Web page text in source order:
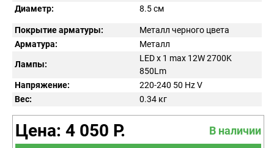
Диаметр:
8.5 см
Покрытие арматуры:
Металл черного цвета
Арматура:
Металл
Лампы:
LED x 1 max 12W 2700K
850Lm
Напряжение:
220-240 50 HzV
Вес:
0.34 кг
Цена: 4 050 Р.
В наличии